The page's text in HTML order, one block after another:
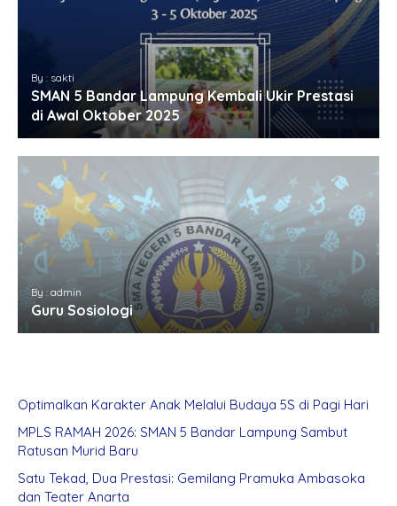
By : sakti
SMAN 5 Bandar Lampung Kembali Ukir Prestasi
di Awal Oktober 2025
By : admin
Guru Sosiologi
Optimalkan Karakter Anak Melalui Budaya 5S di Pagi Hari
MPLS RAMAH 2026: SMAN 5 Bandar Lampung Sambut
Ratusan Murid Baru
Satu Tekad, Dua Prestasi: Gemilang Pramuka Ambasoka
dan Teater Anarta